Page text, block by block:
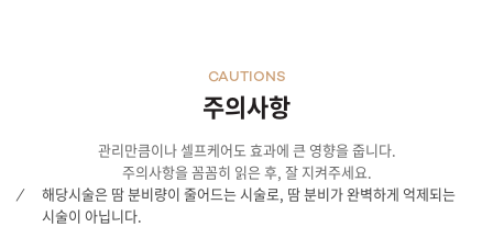
주의사항
CAUTIONS
관리만큼이나 셀프케어도 효과에 큰 영향을 줍니다.
주의사항을 꼼꼼히 읽은 후, 잘 지켜주세요.
해당시술은 땀 분비량이 줄어드는 시술로, 땀 분비가 완벽하게 억제되는
시술이 아닙니다.